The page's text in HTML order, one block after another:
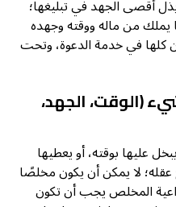
أقصى الجهد في تبليغها؛
من ماله ووقته وجهده
كلها في خدمة الدعوة، وتحت
(الوقت، الجهد،
عليها بوقته، أو يعطيها
لا يمكن أن يكون مخلصًا
المخلص يجب أن تكون